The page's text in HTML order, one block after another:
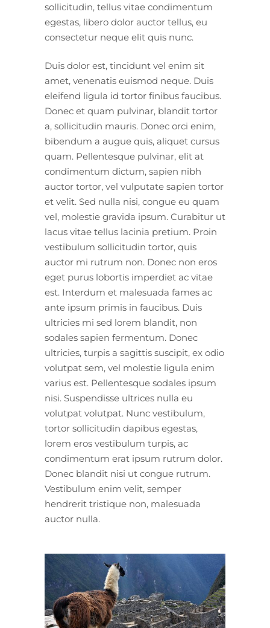
sollicitudin, tellus vitae condimentum
egestas, libero dolor auctor tellus, eu
consectetur neque elit quis nunc.
Duis dolor est, tincidunt vel enim sit
amet, venenatis euismod neque. Duis
eleifend ligula id tortor finibus faucibus.
Donec et quam pulvinar, blandit tortor
a, sollicitudin mauris. Donec orci enim,
bibendum a augue quis, aliquet cursus
quam. Pellentesque pulvinar, elit at
condimentum dictum, sapien nibh
auctor tortor, vel vulputate sapien tortor
et velit. Sed nulla nisi, congue eu quam
vel, molestie gravida ipsum. Curabitur ut
lacus vitae tellus lacinia pretium. Proin
vestibulum sollicitudin tortor, quis
auctor mi rutrum non. Donec non eros
eget purus lobortis imperdiet ac vitae
est. Interdum et malesuada fames ac
ante ipsum primis in faucibus. Duis
ultricies mi sed lorem blandit, non
sodales sapien fermentum. Donec
ultricies, turpis a sagittis suscipit, ex odio
volutpat sem, vel molestie ligula enim
varius est. Pellentesque sodales ipsum
nisi. Suspendisse ultrices nulla eu
volutpat volutpat. Nunc vestibulum,
tortor sollicitudin dapibus egestas,
lorem eros vestibulum turpis, ac
condimentum erat ipsum rutrum dolor.
Donec blandit nisi ut congue rutrum.
Vestibulum enim velit, semper
hendrerit tristique non, malesuada
auctor nulla.